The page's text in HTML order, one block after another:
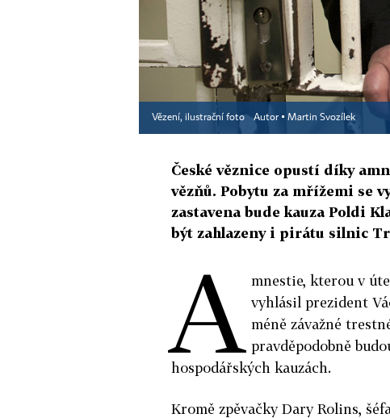
Vězení, ilustrační foto Autor ▪ Martin Svozílek
České věznice opustí díky
vězňů. Pobytu za mřížemi se
zastavena bude kauza Poldi
být zahlazeny i pirátu silnic
A mnestie, kterou v
vyhlásil prezident
méně závažné
pravděpodobně
hospodářských kauzách.
Kromě zpěvačky Dary Rolins,